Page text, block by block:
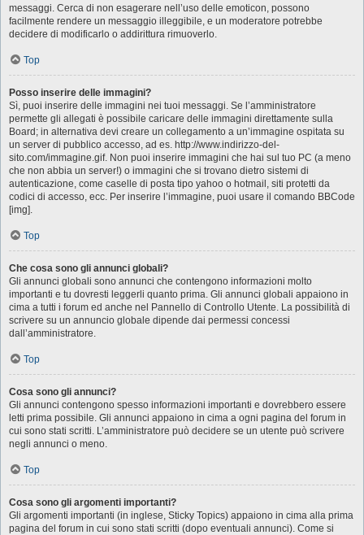
messaggi. Cerca di non esagerare nell’uso delle emoticon, possono
facilmente rendere un messaggio illeggibile, e un moderatore potrebbe
decidere di modificarlo o addirittura rimuoverlo.
Top
Posso inserire delle immagini?
Sì, puoi inserire delle immagini nei tuoi messaggi. Se l’amministratore
permette gli allegati è possibile caricare delle immagini direttamente sulla
Board; in alternativa devi creare un collegamento a un’immagine ospitata su
un server di pubblico accesso, ad es. http://www.indirizzo-del-
sito.com/immagine.gif. Non puoi inserire immagini che hai sul tuo PC (a meno
che non abbia un server!) o immagini che si trovano dietro sistemi di
autenticazione, come caselle di posta tipo yahoo o hotmail, siti protetti da
codici di accesso, ecc. Per inserire l’immagine, puoi usare il comando BBCode
[img].
Top
Che cosa sono gli annunci globali?
Gli annunci globali sono annunci che contengono informazioni molto
importanti e tu dovresti leggerli quanto prima. Gli annunci globali appaiono in
cima a tutti i forum ed anche nel Pannello di Controllo Utente. La possibilità di
scrivere su un annuncio globale dipende dai permessi concessi
dall’amministratore.
Top
Cosa sono gli annunci?
Gli annunci contengono spesso informazioni importanti e dovrebbero essere
letti prima possibile. Gli annunci appaiono in cima a ogni pagina del forum in
cui sono stati scritti. L’amministratore può decidere se un utente può scrivere
negli annunci o meno.
Top
Cosa sono gli argomenti importanti?
Gli argomenti importanti (in inglese, Sticky Topics) appaiono in cima alla prima
pagina del forum in cui sono stati scritti (dopo eventuali annunci). Come si